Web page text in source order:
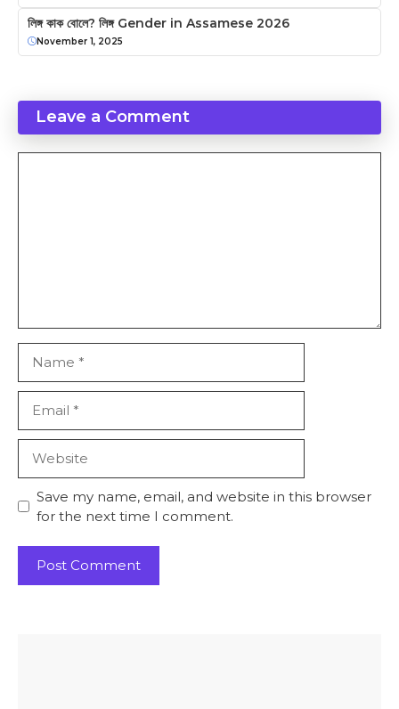
লিঙ্গ কাক বোলে? লিঙ্গ Gender in Assamese 2026
November 1, 2025
Leave a Comment
Save my name, email, and website in this browser
for the next time I comment.